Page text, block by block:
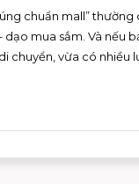
chuẩn mall” thường
dạo mua sắm. Và nếu
chuyển, vừa có nhiều
là điểm đến rất phù
các buổi hẹn hò cuối